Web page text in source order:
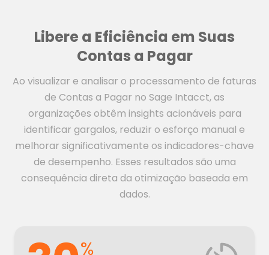
Libere a Eficiência em Suas
Contas a Pagar
Ao visualizar e analisar o processamento de faturas
de Contas a Pagar no Sage Intacct, as
organizações obtêm insights acionáveis para
identificar gargalos, reduzir o esforço manual e
melhorar significativamente os indicadores-chave
de desempenho. Esses resultados são uma
consequência direta da otimização baseada em
dados.
%